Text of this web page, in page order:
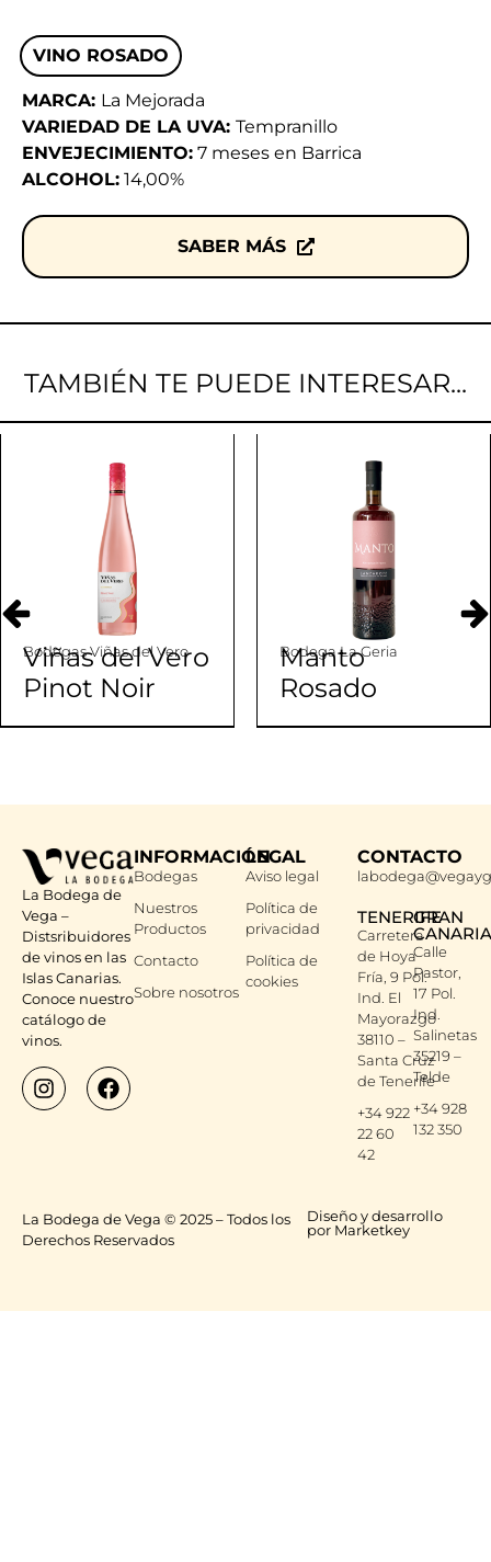
VINO ROSADO
MARCA: La Mejorada
VARIEDAD DE LA UVA: Tempranillo
ENVEJECIMIENTO: 7 meses en Barrica
ALCOHOL: 14,00%
SABER MÁS
TAMBIÉN TE PUEDE INTERESAR...
Bodegas Viñas del Vero
Viñas del Vero
Pinot Noir
Bodega La Geria
Manto
Rosado
La Bodega de
Vega –
Distsribuidores
de vinos en las
Islas Canarias.
Conoce nuestro
catálogo de
vinos.
INFORMACIÓN
Bodegas
Nuestros
Productos
Contacto
Sobre nosotros
LEGAL
Aviso legal
Política de
privacidad
Política de
cookies
CONTACTO
TENERIFE
Carretera
de Hoya
Fría, 9 Pol.
Ind. El
Mayorazgo
38110 –
Santa Cruz
de Tenerife
+34 922
22 60
42
GRAN
CANARIA
Calle
Pastor,
17 Pol.
Ind.
Salinetas
35219 –
Telde
+34 928
132 350
La Bodega de Vega © 2025 – Todos los
Derechos Reservados
Diseño y desarrollo
por Marketkey